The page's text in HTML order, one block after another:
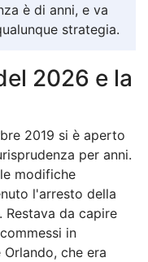
è di anni, e va
strategia.
2026 e la
2019 si è aperto
per anni.
modifiche
l'arresto della
da capire
in
che era